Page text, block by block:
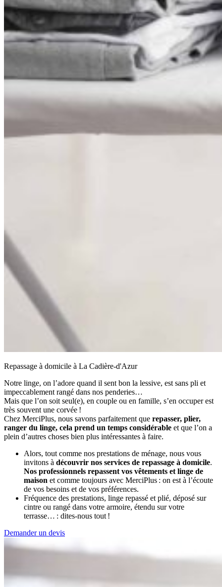
Repassage à domicile à La Cadière-d'Azur
Notre linge, on l’adore quand il sent bon la lessive, est sans pli et
impeccablement rangé dans nos penderies…
Mais que l’on soit seul(e), en couple ou en famille, s’en occuper est
très souvent une corvée !
Chez MerciPlus, nous savons parfaitement que repasser, plier,
ranger du linge, cela prend un temps considérable et que l’on a
plein d’autres choses bien plus intéressantes à faire.
Alors, tout comme nos prestations de ménage, nous vous
invitons à découvrir nos services de repassage à domicile.
Nos professionnels repassent vos vêtements et linge de
maison et comme toujours avec MerciPlus : on est à l’écoute
de vos besoins et de vos préférences.
Fréquence des prestations, linge repassé et plié, déposé sur
cintre ou rangé dans votre armoire, étendu sur votre
terrasse… : dites-nous tout !
Demander un devis